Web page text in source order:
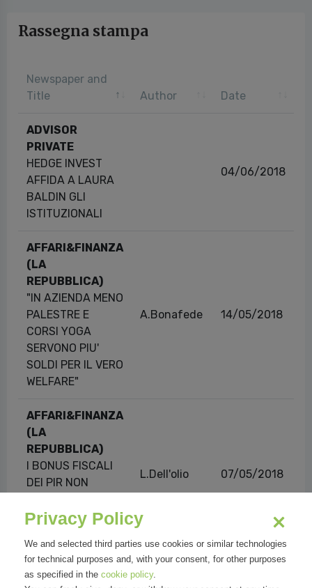
Rassegna stampa
Newspaper and
Title
Author Date
ADVISOR
PRIVATE
HEDGE INVEST
AFFIDA A LAURA
BALDIN GLI
ISTITUZIONALI
04/06/2018
AFFARI&FINANZA
(LA
REPUBBLICA)
"IN AZIENDA MENO
PALESTRE E
CORSI YOGA
SERVONO PIU'
SOLDI PER IL VERO
WELFARE"
A.Bonafede 14/05/2018
AFFARI&FINANZA
(LA
REPUBBLICA)
I BONUS FISCALI
DEI PIR NON
MATTONE IN
L.Dell'olio 07/05/2018
I RISULTATI DI
30/05/2018
Privacy Policy
We and selected third parties use cookies or similar technologies
for technical purposes and, with your consent, for other purposes
as specified in the cookie policy.